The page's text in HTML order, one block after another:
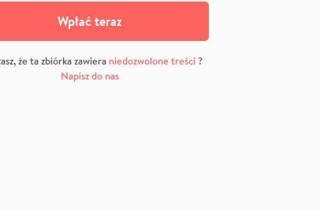
Wpłać teraz
że ta zbiórka zawiera niedozwolone treści?
Napisz do nas